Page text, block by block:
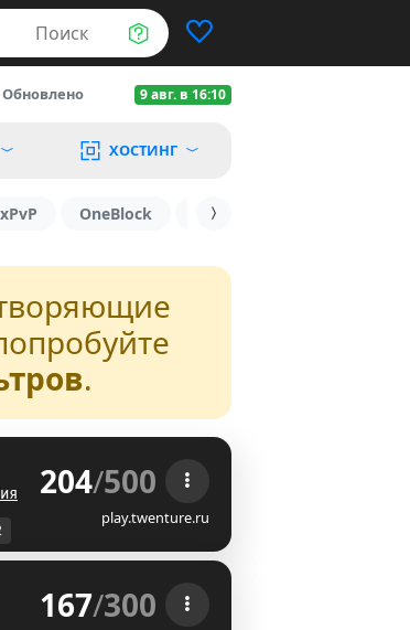
Поиск
Обновлено 9 авг. в 16:10
ХОСТИНГ
OneBlock 1.19.3
.
TZ204/500
play.twenture.ru
167/300